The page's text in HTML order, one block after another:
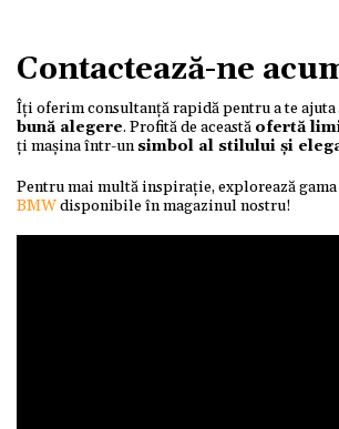
Contactează-ne
Îți oferim consultanță rapidă pentru a te ajuta
bună alegere. Profită de această ofertă
ți mașina într-unsimbol al stilului și
Pentru mai multă inspirație, explorează
BMWdisponibile în magazinul nostru!